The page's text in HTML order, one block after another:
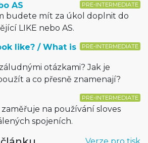
PRE-INTERMEDIATE
AS
budete mít za úkol doplnit do
LIKE nebo AS.
PRE-INTERMEDIATE
like? / What is
otázkami? Jak je
a co přesně znamenají?
PRE-INTERMEDIATE
na používání sloves
spojeních.